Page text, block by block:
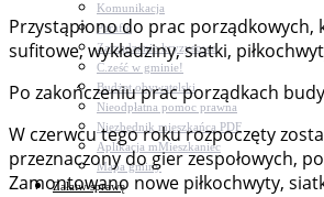
Komunikacja
Parafie
Zarządzanie kryzysowe
C.ześć w gminie!
Budżet obywatelski
Nieodpłatna pomoc prawna
Niezbędnik mieszkańca PDF
Aplikacja mMieszkaniec
Mapa gminy
Załatw sprawę
Przystąpiono do prac porządkowych,
sufitowe, wykładziny, siatki,
Po zakończeniu prac porządkach
W czerwcu tego roku rozpoczęty
przeznaczony do gier zespołowych,
Zamontowano nowe piłkochwyty,